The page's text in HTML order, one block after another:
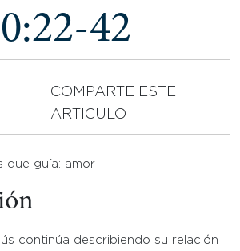
42
COMPARTE ESTE
ARTICULO
que guía: amor
continúa describiendo su relación